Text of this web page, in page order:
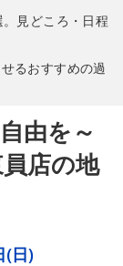
見どころ・日程
るおすすめの過
由を～
店の地
(日)